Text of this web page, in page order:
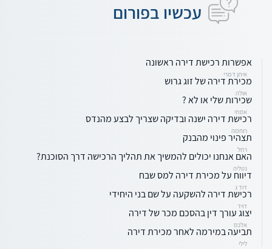
עכשיו בפורום
אפשרות רכישת דירה ראשונה
איתן דמרי
מכירת דירה של זוג גרוש
אולה
שכירות שלי או לא ?
אסתי
רכישת דירה ישנה ובדיקה שצריך לבצע מהנדס
רוחמה
תצהיר פינוי מהבנק
רחל
האם אנחנו יכולים להמשיך את תהליך הרכישה דרך הסוכנת?
נטליה
דיווח על מכירת דירה למס שבח
דוד ג
רכישת דירה להשקעה על שם בני היחידי
דויד
יצוג עורך דין בהסכם מכר של דירה
אלכס
תביעה במירמה לאחר מכירת דירה
לילי